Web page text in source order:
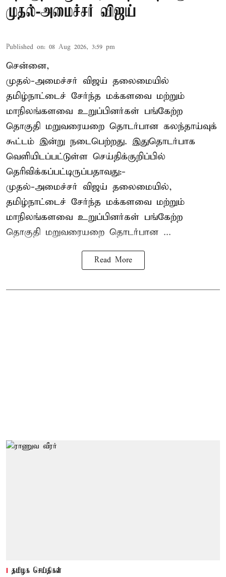
முதல்-அமைச்சர் விஜய்
Published on: 08 Aug 2026, 3:59 pm
சென்னை,
முதல்-அமைச்சர் விஜய் தலைமையில்
தமிழ்நாட்டைச் சேர்ந்த மக்களவை மற்றும்
மாநிலங்களவை உறுப்பினர்கள் பங்கேற்ற
தொகுதி மறுவரையறை தொடர்பான கலந்தாய்வுக்
கூட்டம் இன்று நடைபெற்றது. இதுதொடர்பாக
வெளியிடப்பட்டுள்ள செய்திக்குறிப்பில்
தெரிவிக்கப்பட்டிருப்பதாவது:-
முதல்-அமைச்சர் விஜய் தலைமையில்,
தமிழ்நாட்டைச் சேர்ந்த மக்களவை மற்றும்
மாநிலங்களவை உறுப்பினர்கள் பங்கேற்ற
தொகுதி மறுவரையறை தொடர்பான ...
Read More
தமிழக செய்திகள்